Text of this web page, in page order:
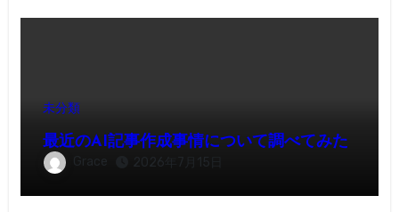
未分類
最近のAI記事作成事情について調べてみた
Grace 2026年7月15日